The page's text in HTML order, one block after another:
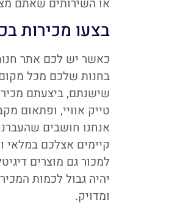
או השירותים שאתם
בצעו מכירות
כאשר יש לכם אתר
בחנות שלכם מכל
שישנתם, ביצעתם
טייק אוויי, ופתאום
אנחנו חושבים
קיימים אצלכם במלאי
למכור גם מוצרים
יהיה גבול לכמות
ומדויק.